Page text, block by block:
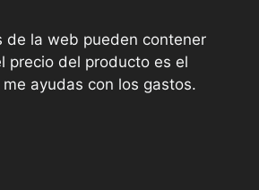
de la web pueden contener
precio del producto es el
ayudas con los gastos.